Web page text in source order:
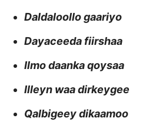
Daldaloollo gaariyo
Dayaceeda fiirshaa
Ilmo daanka qoysaa
Illeyn waa dirkeygee
Qalbigeey dikaamoo